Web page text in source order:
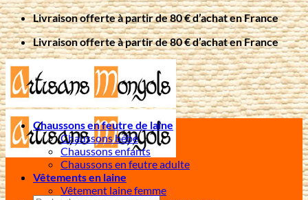
Passer
au
contenu
Livraison offerte à partir de 80 € d’achat en France
Livraison offerte à partir de 80 € d’achat en France
Chaussons en feutre de laine
Chaussons bébé
Chaussons enfants
Chaussons en feutre adulte
Vêtements en laine
Vêtement laine femme